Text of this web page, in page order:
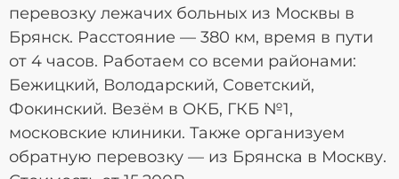
перевозку лежачих больных из Москвы в
Брянск. Расстояние — 380 км, время в пути
от 4 часов. Работаем со всеми районами:
Бежицкий, Володарский, Советский,
Фокинский. Везём в ОКБ, ГКБ №1,
московские клиники. Также организуем
обратную перевозку — из Брянска в Москву.